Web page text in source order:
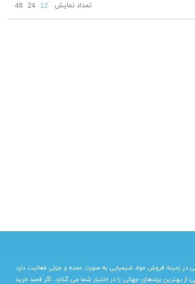
تعداد نمایش 12
24
48
در زمینه فروش مواد شیمیایی به صورت عمده و جزئی فعالیت دارد
از بهترین برندهای جهانی را در اختیار شما می گذارد. اگر قصد خرید